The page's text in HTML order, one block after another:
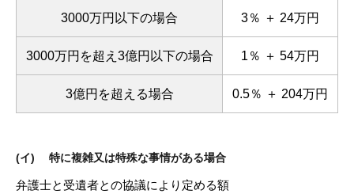
3000万円以下の場合 3％ ＋ 24万円
3000万円を超え3億円以下の場合 1％ ＋ 54万円
3億円を超える場合 0.5％ ＋ 204万円
(イ) 特に複雑又は特殊な事情がある場合
弁護士と受遺者との協議により定める額